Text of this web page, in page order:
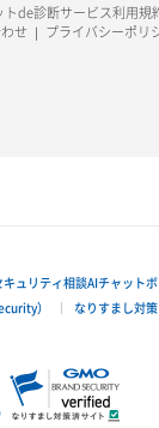
de診断サービス利用規
せ プライバシーポリ
キュリティ相談AIチャット
） なりすまし対策